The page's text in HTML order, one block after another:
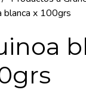
blanca x 100grs